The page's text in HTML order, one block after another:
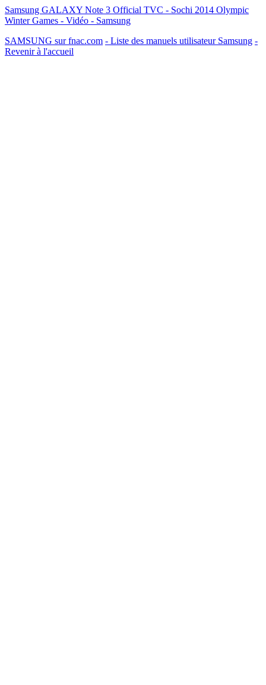
Samsung GALAXY Note 3 Official TVC - Sochi 2014 Olympic
Winter Games - Vidéo - Samsung
SAMSUNG sur fnac.com - Liste des manuels utilisateur Samsung -
Revenir à l'accueil